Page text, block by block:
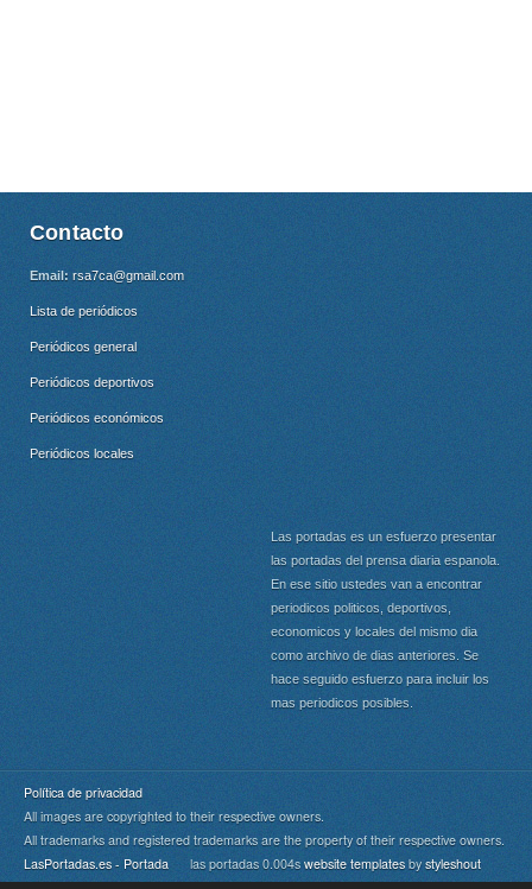
Contacto
Email: rsa7ca@gmail.com
Lista de periódicos
Periódicos general
Periódicos deportivos
Periódicos económicos
Periódicos locales
Las portadas es un esfuerzo presentar
las portadas del prensa diaria espanola.
En ese sitio ustedes van a encontrar
periodicos politicos, deportivos,
economicos y locales del mismo dia
como archivo de dias anteriores. Se
hace seguido esfuerzo para incluir los
mas periodicos posibles.
Política de privacidad
All images are copyrighted to their respective owners.
All trademarks and registered trademarks are the property of their respective owners.
LasPortadas.es - Portada las portadas 0.004s website templates by styleshout